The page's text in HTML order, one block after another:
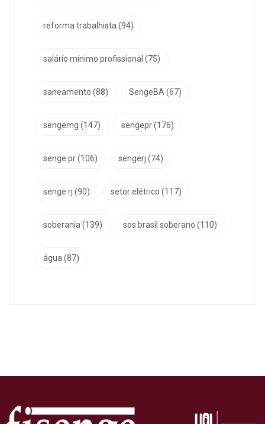
reforma trabalhista (94)
salário mínimo profissional (75)
saneamento (88) SengeBA (67)
sengemg (147) sengepr(176)
senge pr(106) sengerj (74)
senge rj (90) setor elétrico (117)
soberania (139) sos brasil soberano (110)
água (87)